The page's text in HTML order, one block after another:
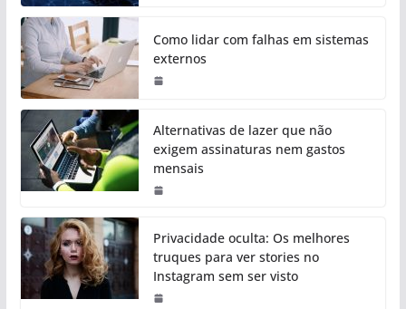
Como lidar com falhas em sistemas
externos
Alternativas de lazer que não
exigem assinaturas nem gastos
mensais
Privacidade oculta: Os melhores
truques para ver stories no
Instagram sem ser visto